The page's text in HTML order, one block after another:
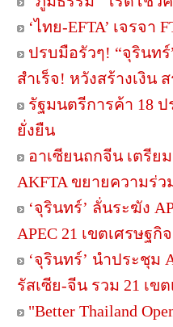
‘ไทย-EFTA’ เจรจ
ปรบมือรัวๆ! “จุรินท
สำเร็จ! หวังสร้างเงิน
รัฐมนตรีการค้า 18
ยั่งยืน
อาเซียนถกจีน เตรีย
AKFTA ขยายความร่
‘จุรินทร์’ ลั่นระฆัง
APEC 21 เขตเศรษฐ
‘จุรินทร์’ นำประชุม
รัสเซีย-จีน รวม 21 เข
"Better Thailand